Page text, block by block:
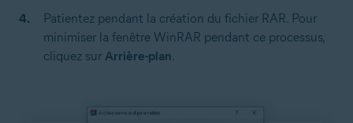
Patientez pendant la création du fichier RAR. Pour
minimiser la fenêtre WinRAR pendant ce processus,
cliquez sur Arrière-plan.